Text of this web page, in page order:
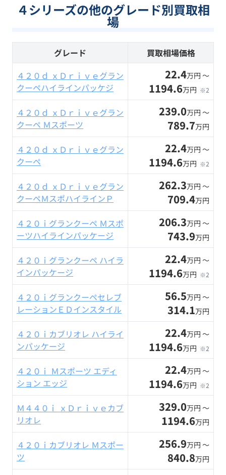
４シリーズの他のグレード別買取相
場
グレード
買取相場価格
４２０ｄ ｘＤｒｉｖｅグラン
クーペハイラインパッケジ
22.4万円 〜
1194.6万円 ※2
４２０ｄ ｘＤｒｉｖｅグラン
クーペ Ｍスポーツ
239.0万円 〜
789.7万円
４２０ｄ ｘＤｒｉｖｅグラン
クーペ
22.4万円 〜
1194.6万円 ※2
４２０ｄ ｘＤｒｉｖｅグラン
クーペＭスポハイラインＰ
262.3万円 〜
709.4万円
４２０ｉグランクーペ Ｍスポ
ーツハイラインパッケージ
206.3万円 〜
743.9万円
４２０ｉグランクーペ ハイラ
インパッケージ
22.4万円 〜
1194.6万円 ※2
４２０ｉグランクーペセレブ
レーションＥＤインスタイル
56.5万円 〜
314.1万円
４２０ｉカブリオレ ハイライ
ンパッケージ
22.4万円 〜
1194.6万円 ※2
４２０ｉ Ｍスポーツ エディ
ション エッジ
22.4万円 〜
1194.6万円 ※2
Ｍ４４０ｉ ｘＤｒｉｖｅカブ
リオレ
329.0万円 〜
1194.6万円
４２０ｉカブリオレ Ｍスポー
ツ
256.9万円 〜
840.8万円